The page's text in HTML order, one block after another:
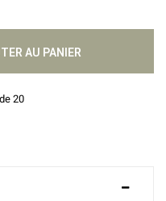
AU PANIER
20